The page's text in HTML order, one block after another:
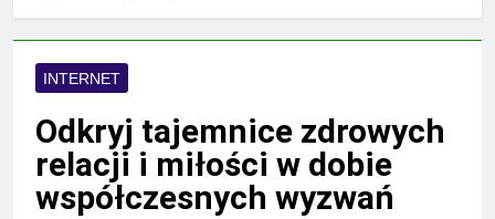
INTERNET
Odkryj tajemnice zdrowych
relacji i miłości w dobie
współczesnych wyzwań